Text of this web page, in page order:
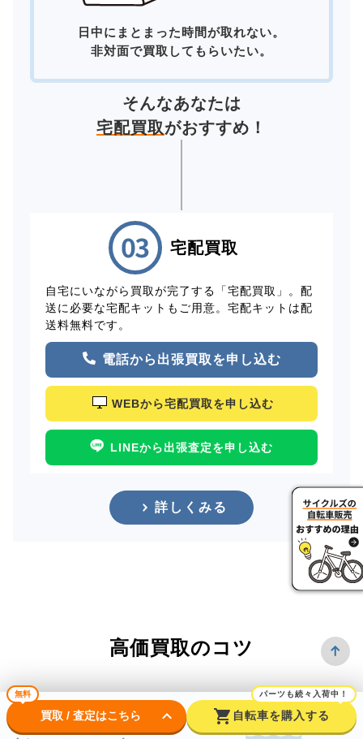
日中にまとまった時間が取れない。
非対面で買取してもらいたい。
そんなあなたは
宅配買取がおすすめ！
宅配買取
自宅にいながら買取が完了する「宅配買取」。配
送に必要な宅配キットもご用意。宅配キットは配
送料無料です。
電話から出張買取を申し込む
WEBから宅配買取を申し込む
LINEから出張査定を申し込む
詳しくみる
高価買取のコツ
できるだけ
無料
買取 / 査定はこちら keyboard_arrow_down shopping_cart
パーツも続々入荷中！
自転車を購入する